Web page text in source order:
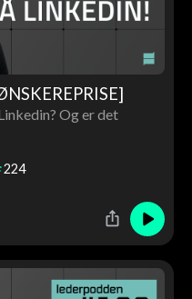
Og er det
224